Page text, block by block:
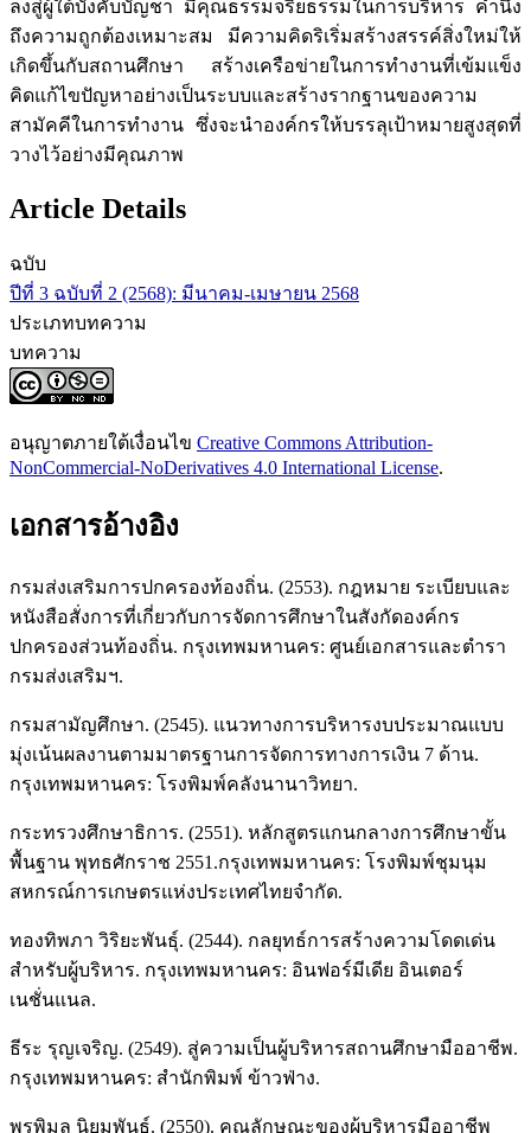
ลงสู่ผู้ใต้บังคับบัญชา มีคุณธรรมจริยธรรมในการบริหาร คำนึง
ถึงความถูกต้องเหมาะสม มีความคิดริเริ่มสร้างสรรค์สิ่งใหม่ให้
เกิดขึ้นกับสถานศึกษา สร้างเครือข่ายในการทำงานที่เข้มแข็ง
คิดแก้ไขปัญหาอย่างเป็นระบบและสร้างรากฐานของความ
สามัคคีในการทำงาน ซึ่งจะนำองค์กรให้บรรลุเป้าหมายสูงสุดที่
วางไว้อย่างมีคุณภาพ
Article Details
ฉบับ
ปีที่ 3 ฉบับที่ 2 (2568): มีนาคม-เมษายน 2568
ประเภทบทความ
บทความ
อนุญาตภายใต้เงื่อนไข Creative Commons Attribution-
NonCommercial-NoDerivatives 4.0 International License.
เอกสารอ้างอิง
กรมส่งเสริมการปกครองท้องถิ่น. (2553). กฎหมาย ระเบียบและ
หนังสือสั่งการที่เกี่ยวกับการจัดการศึกษาในสังกัดองค์กร
ปกครองส่วนท้องถิ่น. กรุงเทพมหานคร: ศูนย์เอกสารและตำรา
กรมส่งเสริมฯ.
กรมสามัญศึกษา. (2545). แนวทางการบริหารงบประมาณแบบ
มุ่งเน้นผลงานตามมาตรฐานการจัดการทางการเงิน 7 ด้าน.
กรุงเทพมหานคร: โรงพิมพ์คลังนานาวิทยา.
กระทรวงศึกษาธิการ. (2551). หลักสูตรแกนกลางการศึกษาขั้น
พื้นฐาน พุทธศักราช 2551.กรุงเทพมหานคร: โรงพิมพ์ชุมนุม
สหกรณ์การเกษตรแห่งประเทศไทยจำกัด.
ทองทิพภา วิริยะพันธุ์. (2544). กลยุทธ์การสร้างความโดดเด่น
สำหรับผู้บริหาร. กรุงเทพมหานคร: อินฟอร์มีเดีย อินเตอร์
เนชั่นแนล.
ธีระ รุญเจริญ. (2549). สู่ความเป็นผู้บริหารสถานศึกษามืออาชีพ.
กรุงเทพมหานคร: สำนักพิมพ์ ข้าวฟ่าง.
พรพิมล นิยมพันธุ์. (2550). คุณลักษณะของผู้บริหารมืออาชีพ